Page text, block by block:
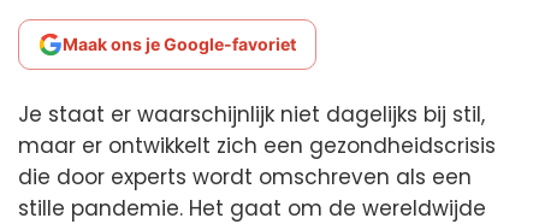
Maak ons je Google-favoriet
Je staat er waarschijnlijk niet dagelijks bij stil,
maar er ontwikkelt zich een gezondheidscrisis
die door experts wordt omschreven als een
stille pandemie. Het gaat om de wereldwijde